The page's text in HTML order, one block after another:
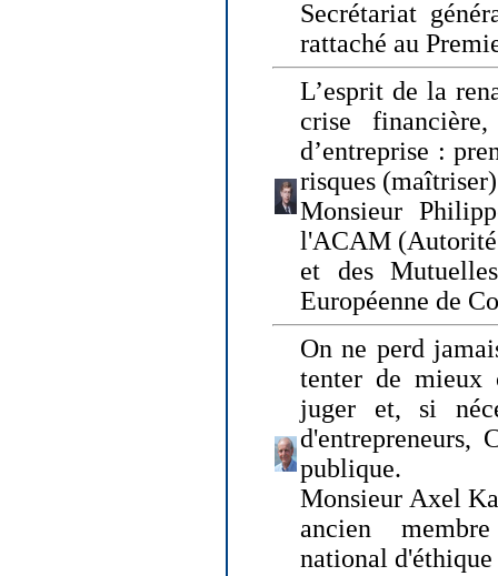
Secrétariat
rattaché au
L’esprit de la
crise
d’entreprise :
risques
Monsieur
l'ACAM (Autorité
et des
Européenne de
On ne perd
tenter de mieux
juger et, si
d'entrepreneurs,
publique.
Monsieur Axel
ancien
national d'éthique